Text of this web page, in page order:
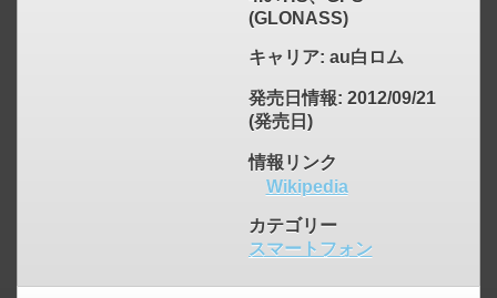
(GLONASS)
キャリア: au白ロム
発売日情報: 2012/09/21
(発売日)
情報リンク
Wikipedia
カテゴリー
スマートフォン